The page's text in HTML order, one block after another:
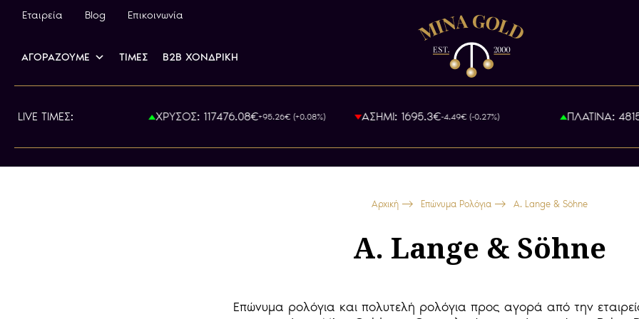
Εταιρεία Blog Επικοινωνία
ΑΓΟΡΑΖΟΥΜΕ ΤΙΜΕΣ B2B ΧΟΝΔΡΙΚΗ
LIVE ΤΙΜΕΣ: ΧΡΥΣΟΣ: 117476.08€+95.26€ (+0.08%) ΑΣΗΜΙ: 1695.3€-4.49€ (-0.27%) ΠΛΑΤΙΝΑ:
Αρχική Επώνυμα Ρολόγια A. Lange & Söhne
A. Lange & Söhne
Επώνυμα ρολόγια και πολυτελή ρολόγια προς αγορά από την